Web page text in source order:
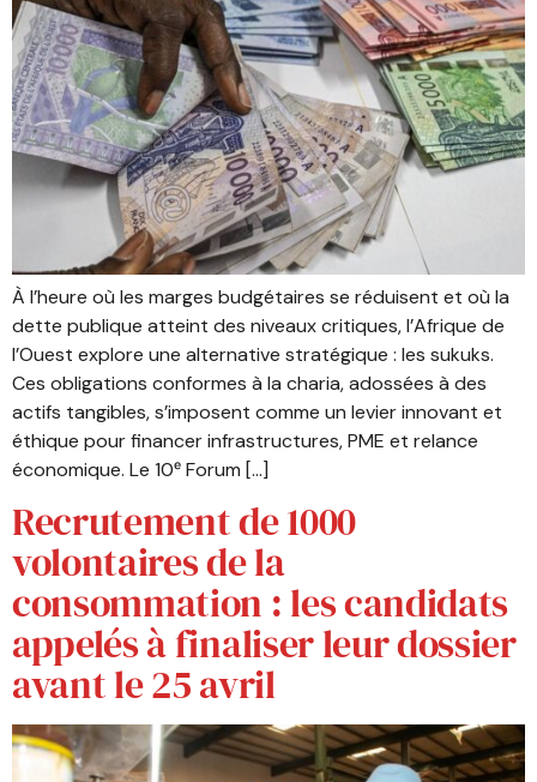
À l’heure où les marges budgétaires se réduisent et où la
dette publique atteint des niveaux critiques, l’Afrique de
l’Ouest explore une alternative stratégique : les sukuks.
Ces obligations conformes à la charia, adossées à des
actifs tangibles, s’imposent comme un levier innovant et
éthique pour financer infrastructures, PME et relance
économique. Le 10ᵉ Forum […]
Recrutement de 1000
volontaires de la
consommation : les candidats
appelés à finaliser leur dossier
avant le 25 avril